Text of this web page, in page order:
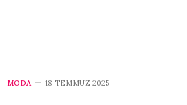
MODA 18 TEMMUZ 2025